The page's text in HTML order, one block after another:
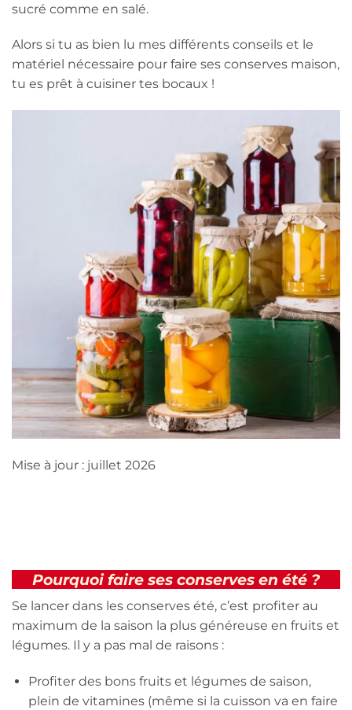
sucré comme en salé.
Alors si tu as bien lu mes différents conseils et le
matériel nécessaire pour faire ses conserves maison,
tu es prêt à cuisiner tes bocaux !
Mise à jour : juillet 2026
Pourquoi faire ses conserves en été ?
Se lancer dans les conserves été, c’est profiter au
maximum de la saison la plus généreuse en fruits et
légumes. Il y a pas mal de raisons :
Profiter des bons fruits et légumes de saison,
plein de vitamines (même si la cuisson va en faire